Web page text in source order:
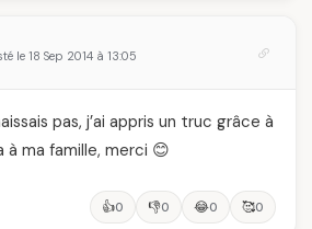
le 18 Sep 2014 à 13:05
pas, j’ai appris un truc grâce à
ma famille, merci 😊
👍0 👎0 😂0 🥰0